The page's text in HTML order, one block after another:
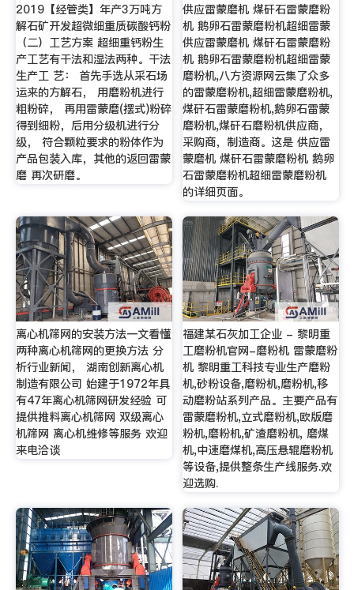
2019【经管类】年产3万吨方
解石矿开发超微细重质碳酸钙粉
（二）工艺方案 超细重钙粉生
产工艺有干法和湿法两种。干法
生产工 艺： 首先手选从采石场
运来的方解石， 用磨粉机进行
粗粉碎， 再用雷蒙磨(摆式)粉碎
得到细粉，后用分级机进行分
级， 符合颗粒要求的粉体作为
产品包装入库，其他的返回雷蒙
磨 再次研磨。
供应雷蒙磨机 煤矸石雷蒙磨粉
机 鹅卵石雷蒙磨粉机超细雷蒙
供应雷蒙磨机 煤矸石雷蒙磨粉
机 鹅卵石雷蒙磨粉机超细雷蒙
磨粉机,八方资源网云集了众多
的雷蒙磨粉机,超细雷蒙磨粉机,
煤矸石雷蒙磨粉机,鹅卵石雷蒙
磨粉机,煤矸石磨粉机供应商，
采购商，制造商。这是 供应雷
蒙磨机 煤矸石雷蒙磨粉机 鹅卵
石雷蒙磨粉机超细雷蒙磨粉机
的详细页面。
离心机筛网的安装方法一文看懂
两种离心机筛网的更换方法 分
析行业新闻， 湖南创新离心机
制造有限公司 始建于1972年具
有47年离心机筛网研发经验 可
提供推料离心机筛网 双级离心
机筛网 离心机维修等服务 欢迎
来电洽谈
福建某石灰加工企业 - 黎明重
工磨粉机官网-磨粉机 雷蒙磨粉
机 黎明重工科技专业生产磨粉
机,砂粉设备,磨粉机,磨粉机,移
动磨粉站系列产品。主要产品有
雷蒙磨粉机,立式磨粉机,欧版磨
粉机,磨粉机,矿渣磨粉机, 磨煤
机,中速磨煤机,高压悬辊磨粉机
等设备,提供整条生产线服务.欢
迎选购.